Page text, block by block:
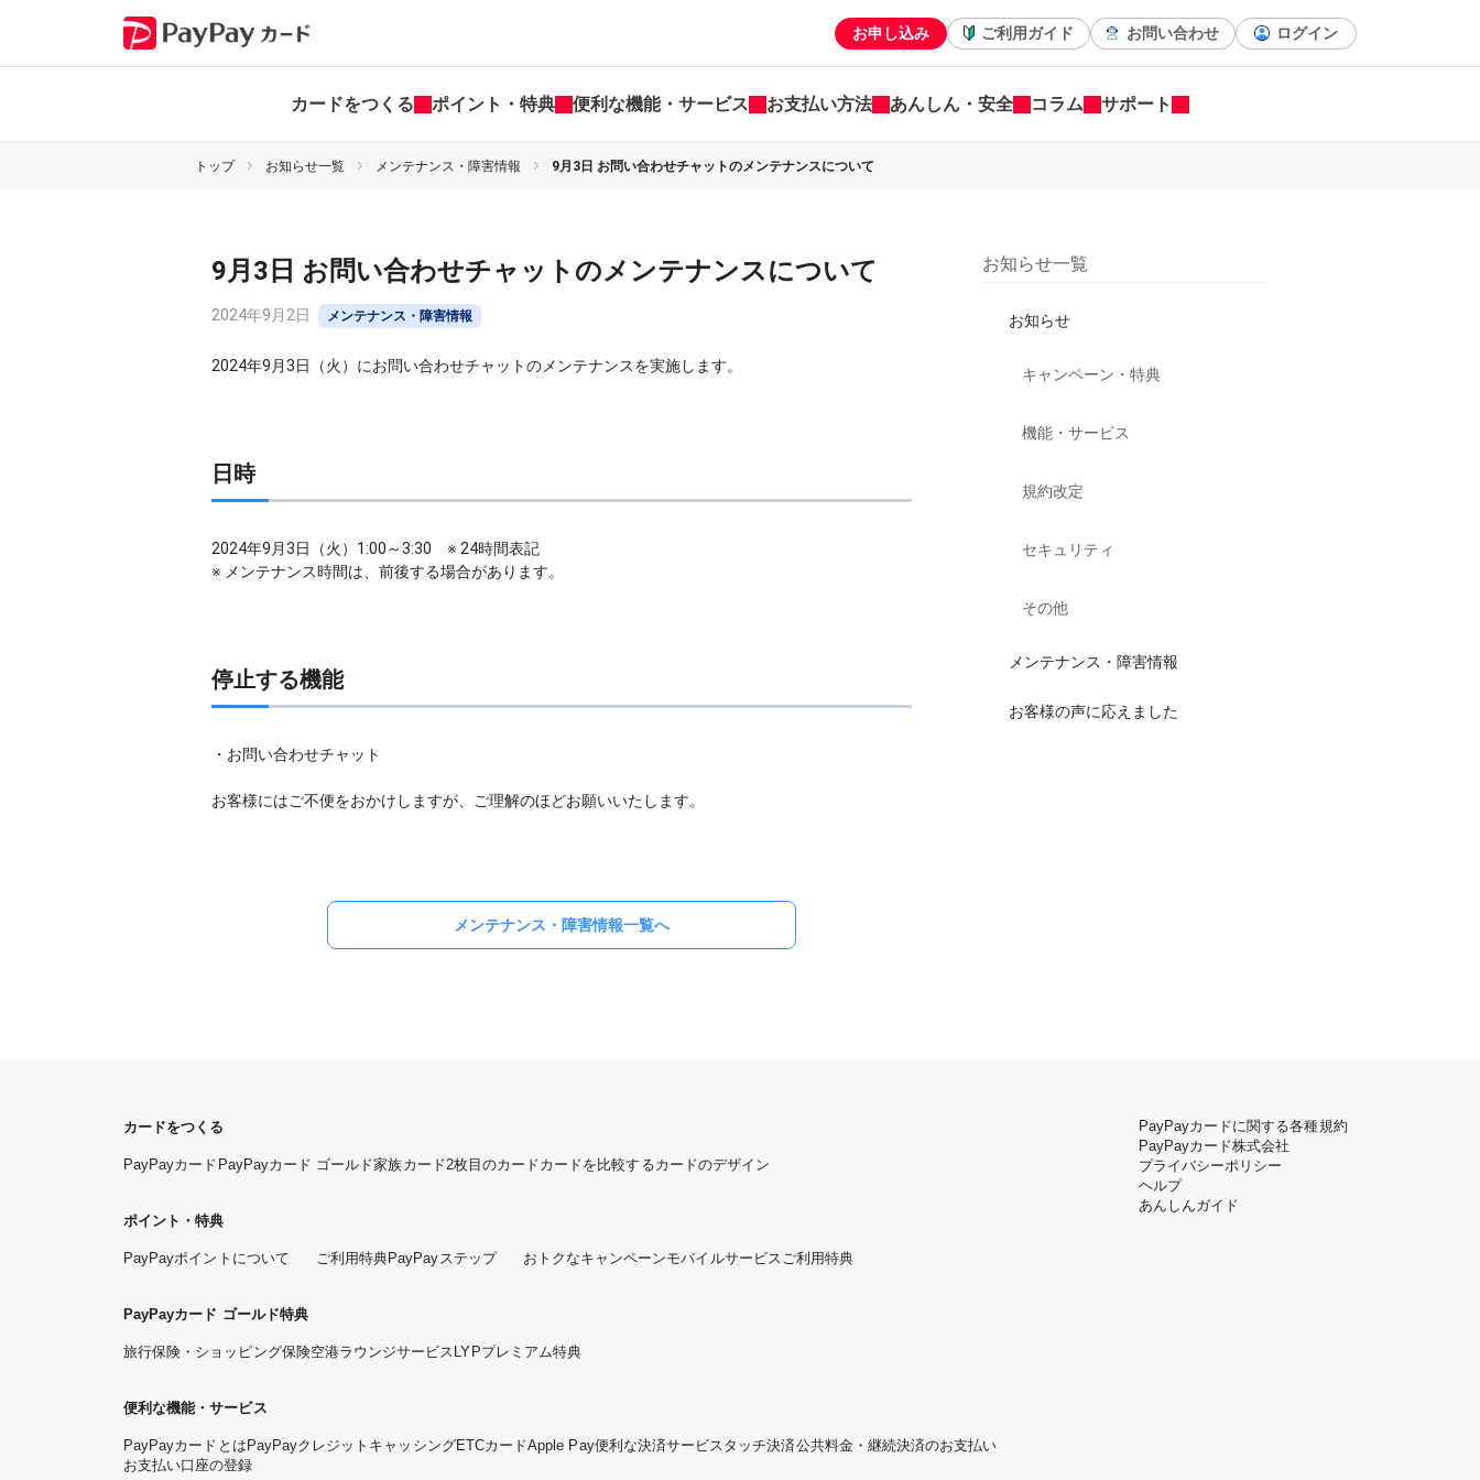
お申し込み ご利用ガイド お問い合わせ ログイン
カードをつくる ポイント・特典 便利な機能・サービス お支払い方法 あんしん・安全 コラム サポート
トップ お知らせ一覧 メンテナンス・障害情報 9月3日 お問い合わせチャットのメンテナンスについて
9月3日 お問い合わせチャットのメンテナンスについて
2024年9月2日 メンテナンス・障害情報
2024年9月3日（火）にお問い合わせチャットのメンテナンスを実施します。
日時
2024年9月3日（火）1:00～3:30 ※ 24時間表記
※ メンテナンス時間は、前後する場合があります。
停止する機能
・お問い合わせチャット
お客様にはご不便をおかけしますが、ご理解のほどお願いいたします。
メンテナンス・障害情報一覧へ
お知らせ一覧
お知らせ
キャンペーン・特典
機能・サービス
規約改定
セキュリティ
その他
メンテナンス・障害情報
お客様の声に応えました
カードをつくる
PayPayカード PayPayカード ゴールド家族カード2枚目のカードカードを比較するカードのデザイン
ポイント・特典
PayPayポイントについて ご利用特典PayPayステップ おトクなキャンペーンモバイルサービスご利用特典
PayPayカード ゴールド特典
旅行保険・ショッピング保険空港ラウンジサービス LYPプレミアム特典
便利な機能・サービス
PayPayカードとは PayPayクレジット キャッシングETCカードApple Pay便利な決済サービスタッチ決済公共料金・継続決済のお支払い
お支払い口座の登録
PayPayカードに関する各種規約
PayPayカード株式会社
プライバシーポリシー
ヘルプ
あんしんガイド